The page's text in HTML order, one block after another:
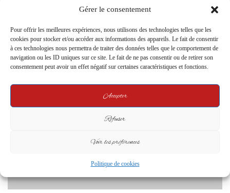
Gérer le consentement
Pour offrir les meilleures expériences, nous utilisons des technologies telles que les
cookies pour stocker et/ou accéder aux informations des appareils. Le fait de consentir
à ces technologies nous permettra de traiter des données telles que le comportement de
navigation ou les ID uniques sur ce site. Le fait de ne pas consentir ou de retirer son
consentement peut avoir un effet négatif sur certaines caractéristiques et fonctions.
Accepter
Refuser
Voir les préférences
Politique de cookies
Gouvernement de la transition : Laurence